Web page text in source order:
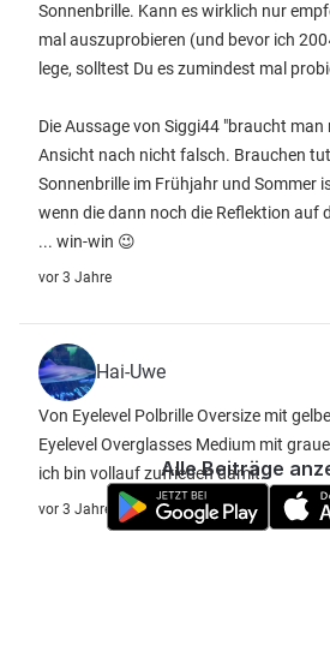
Sonnenbrille. Kann es wirklich nur
mal auszuprobieren (und bevor ich
lege, solltest Du es zumindest mal
Die Aussage von Siggi44 "braucht
Ansicht nach nicht falsch. Brauchen
Sonnenbrille im Frühjahr und Sommer
wenn die dann noch die Reflektion auf
... win-win 😉
vor 3 Jahre
Hai-Uwe
Von Eyelevel Polbrille Oversize mit
Eyelevel Overglasses Medium mit
ich bin vollauf zufrieden damit.
vor 3 Jahre
Alle Beiträge